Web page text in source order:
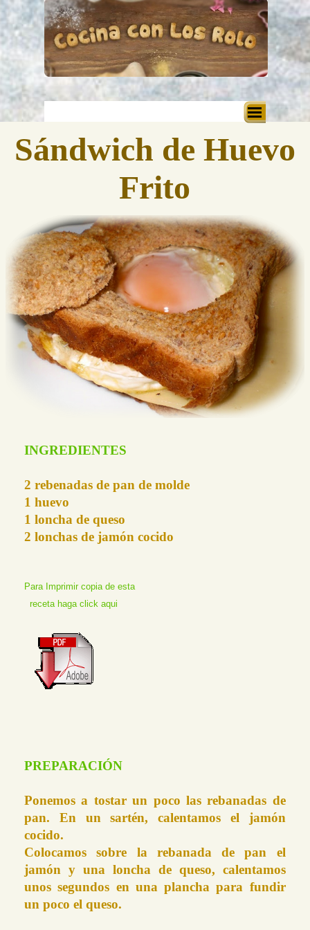
Vaya al Contenido
Sándwich de Huevo
Frito
INGREDIENTES
2 rebenadas de pan de molde
1 huevo
1 loncha de queso
2 lonchas de jamón cocido
Para Imprimir copia de esta
receta haga click aqui
PREPARACIÓN
Ponemos a tostar un poco las rebanadas de
pan. En un sartén, calentamos el jamón
cocido.
Colocamos sobre la rebanada de pan el
jamón y una loncha de queso, calentamos
unos segundos en una plancha para fundir
un poco el queso.